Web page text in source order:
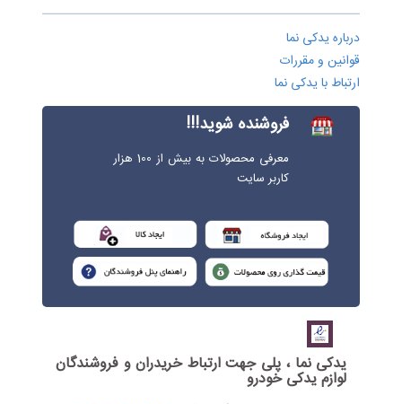
درباره یدکی نما
قوانین و مقررات
ارتباط با یدکی نما
فروشنده شوید!!!
معرفی محصولات به بیش از 100 هزار
کاربر سایت
یدکی نما ، پلی جهت ارتباط خریدران و فروشندگان
لوازم یدکی خودرو